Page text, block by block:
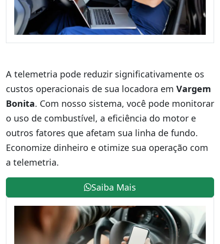
A telemetria pode reduzir significativamente os
custos operacionais de sua locadora em Vargem
Bonita. Com nosso sistema, você pode monitorar
o uso de combustível, a eficiência do motor e
outros fatores que afetam sua linha de fundo.
Economize dinheiro e otimize sua operação com
a telemetria.
Saiba Mais